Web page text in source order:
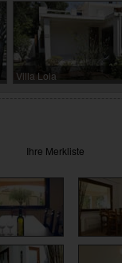
Villa Lola
Ihre Merkliste